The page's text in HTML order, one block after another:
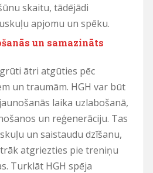
skaitu, tādējādi
apjomu un spēku.
un samazināts
ātri atgūties pēc
un traumām. HGH var būt
laika uzlabošanā,
un reģenerāciju. Tas
un saistaudu dzīšanu,
atgriezties pie treniņu
Turklāt HGH spēja